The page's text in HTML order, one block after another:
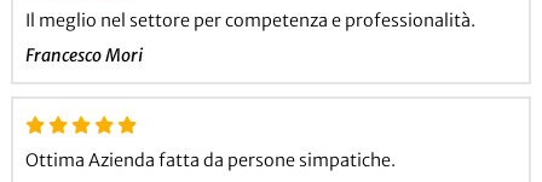
Il meglio nel settore per competenza e professionalità.
Francesco Mori
Ottima Azienda fatta da persone simpatiche.